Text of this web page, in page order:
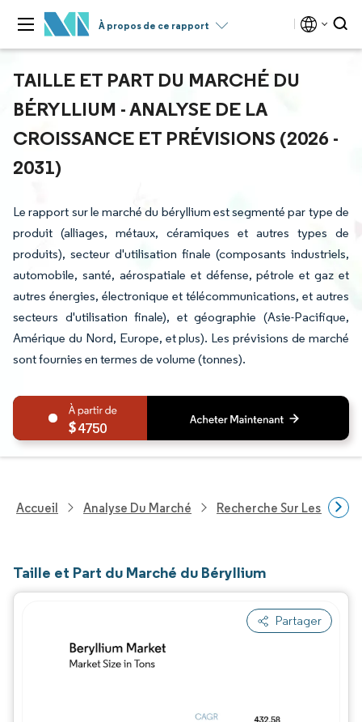
À propos de ce rapport
TAILLE ET PART DU MARCHÉ DU
BÉRYLLIUM - ANALYSE DE LA
CROISSANCE ET PRÉVISIONS (2026 -
2031)
Le rapport sur le marché du béryllium est segmenté par type de
produit (alliages, métaux, céramiques et autres types de
produits), secteur d'utilisation finale (composants industriels,
automobile, santé, aérospatiale et défense, pétrole et gaz et
autres énergies, électronique et télécommunications, et autres
secteurs d'utilisation finale), et géographie (Asie-Pacifique,
Amérique du Nord, Europe, et plus). Les prévisions de marché
sont fournies en termes de volume (tonnes).
4750
Accueil Analyse Du Marché Recherche Sur Les
Taille et Part du Marché du Béryllium
Partager